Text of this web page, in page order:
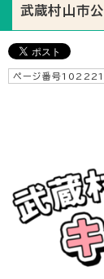
武蔵村山市
ページ番号